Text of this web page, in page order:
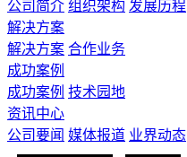
公司简介 组织架构 发展历程
解决方案
解决方案 合作业务
成功案例
成功案例 技术园地
资讯中心
公司要闻 媒体报道 业界动态